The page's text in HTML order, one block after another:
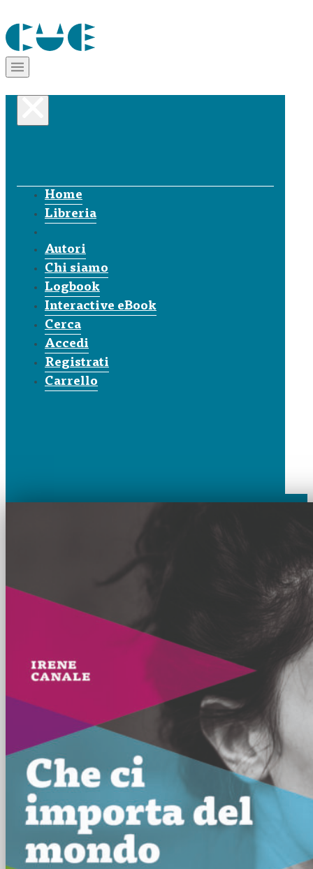
Home
Libreria
Autori
Chi siamo
Logbook
Interactive eBook
Cerca
Accedi
Registrati
Carrello